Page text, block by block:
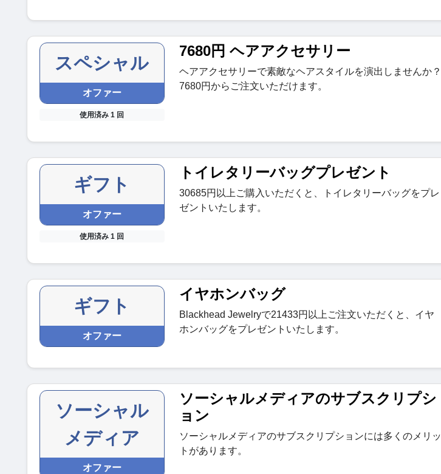
スペシャル
オファー
使用済み 1 回
7680円 ヘアアクセサリー
ヘアアクセサリーで素敵なヘアスタイルを演出しませんか？
7680円からご注文いただけます。
ギフト
オファー
使用済み 1 回
トイレタリーバッグプレゼント
30685円以上ご購入いただくと、トイレタリーバッグをプレ
ゼントいたします。
ギフト
オファー
イヤホンバッグ
Blackhead Jewelryで21433円以上ご注文いただくと、イヤ
ホンバッグをプレゼントいたします。
ソーシャル
メディア
オファー
ソーシャルメディアのサブスクリプシ
ョン
ソーシャルメディアのサブスクリプションには多くのメリッ
トがあります。